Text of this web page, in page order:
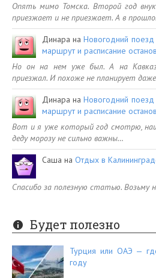
Опять мимо Томска. Второй год
приезжает и не приезжает. А в
Динара наНовогодний
маршрут и расписание
Но он на нем уже был. А на
приезжал. И похоже не планирует
Динара наНовогодний
маршрут и расписание
Вот и я уже который год смотрю,
деду морозу не сильно важны…
Саша на Отдых в
Спасибо за полезную статью. Возьму
Будет полезно
Турция или ОАЭ —
году